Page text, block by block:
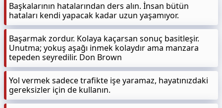
Başkalarının hatalarından ders alın. İnsan bütün
hataları kendi yapacak kadar uzun yaşamıyor.
Başarmak zordur. Kolaya kaçarsan sonuç basitleşir.
Unutma; yokuş aşağı inmek kolaydır ama manzara
tepeden seyredilir. Don Brown
Yol vermek sadece trafikte işe yaramaz, hayatınızdaki
gereksizler için de kullanın.